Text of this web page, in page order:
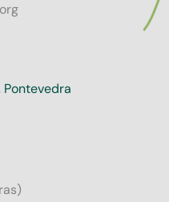
Pontevedra